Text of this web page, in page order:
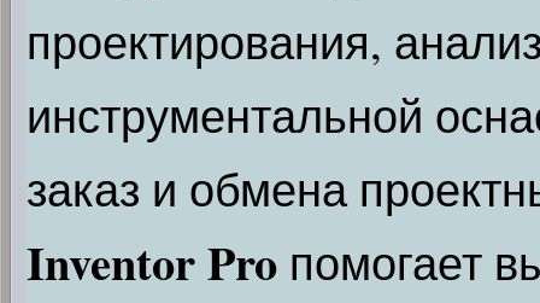
проектирования,
инструментальной
заказ и обмена
Inventor Pro помогает